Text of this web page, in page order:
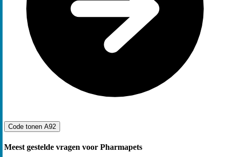
Code tonen A92
Meest gestelde vragen voor Pharmapets